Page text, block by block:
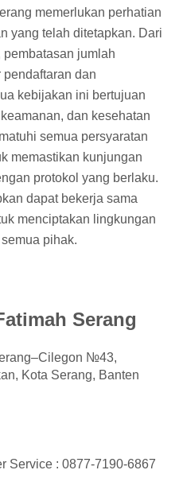
memerlukan perhatian
yang telah ditetapkan. Dari
jumlah
dan
kebijakan ini bertujuan
dan kesehatan
semua persyaratan
memastikan kunjungan
protokol yang berlaku.
dapat bekerja sama
menciptakan lingkungan
pihak.
Serang
№43,
Kota Serang, Banten
Service : 0877-7190-6867